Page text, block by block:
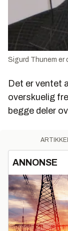
Sigurd Thunem er
Det er ventet
overskuelig
begge deler
ANNONSE